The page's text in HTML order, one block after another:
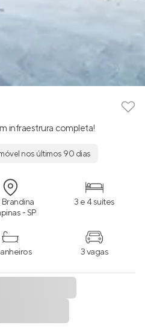
infraestrura completa!
nos últimos 90 dias
- SP
3 e 4 suítes
3 vagas